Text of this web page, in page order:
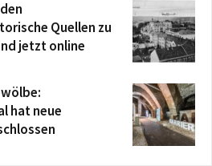
Quellen zu
jetzt online
hat neue